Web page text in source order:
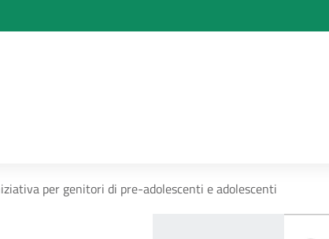
per genitori di pre-adolescenti e adolescenti